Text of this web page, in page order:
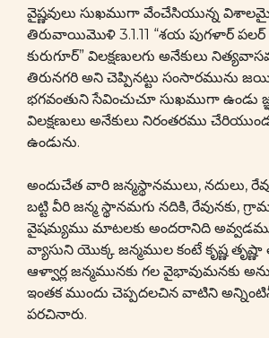
వైష్ణవులు సుఖముగా వేంచేసియున్న
తిరువాయిమొళి 3.1.11 “శయ పుగళార్
కురుగూర్” విలక్షణులగు అనేకులు
తిరునగరి అని చెప్పినట్టు సంసారమును
భగవంతుని సేవించుచూ సుఖముగా ఉండు
విలక్షణులు అనేకులు నిరంతరము
ఉండును.
అందుచేత వారి జన్మస్థానములు, నదులు,
బట్టి వీరి జన్మ స్థానమగు నదికి, రేవునకు,
వైషమ్యము మాటలకు అందరానిది అవ్వడము
వ్యాసుని యొక్క జన్మముల కంటే కృష్ణ
ఆళ్వార్ల జన్మమునకు గల వైభావుమనకు
ఇంతక ముందు చెప్పదలచిన వాటిని
పరచినారు.